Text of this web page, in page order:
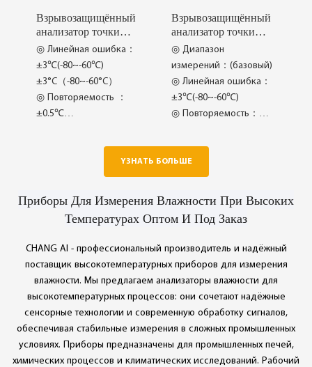
Взрывозащищённый
анализатор точки
росы CI-PC35-2
◎ Линейная ошибка：
±3℃(-80~-60℃)
±3°C（-80~-60°C）
◎ Повторяемость ：
±0.5℃
Диапазон 63%[90%]
при +20°C и давлении
Pemprosesan Digital
Взрывозащищённый
анализатор точки
росы CI-PC35-1
◎ Диапазон
измерений：(базовый)
◎ Линейная ошибка：
±3℃(-80~-60℃)
◎ Повторяемость：
◎ Нулевой дрейф：
±1%FS/7h
◎ Ketepatan Kapasitif
◎ Kitaran Penentukuran
Lanjutan
YЗНАТЬ БОЛЬШЕ
Приборы Для Измерения Влажности При Высоких
Температурах Оптом И Под Заказ
CHANG AI - профессиональный производитель и надёжный
поставщик высокотемпературных приборов для измерения
влажности. Мы предлагаем анализаторы влажности для
высокотемпературных процессов: они сочетают надёжные
сенсорные технологии и современную обработку сигналов,
обеспечивая стабильные измерения в сложных промышленных
условиях. Приборы предназначены для промышленных печей,
химических процессов и климатических исследований. Рабочий